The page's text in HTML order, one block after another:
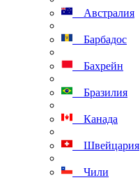
Австралия
Барбадос
Бахрейн
Бразилия
Канада
Швейцария
Чили